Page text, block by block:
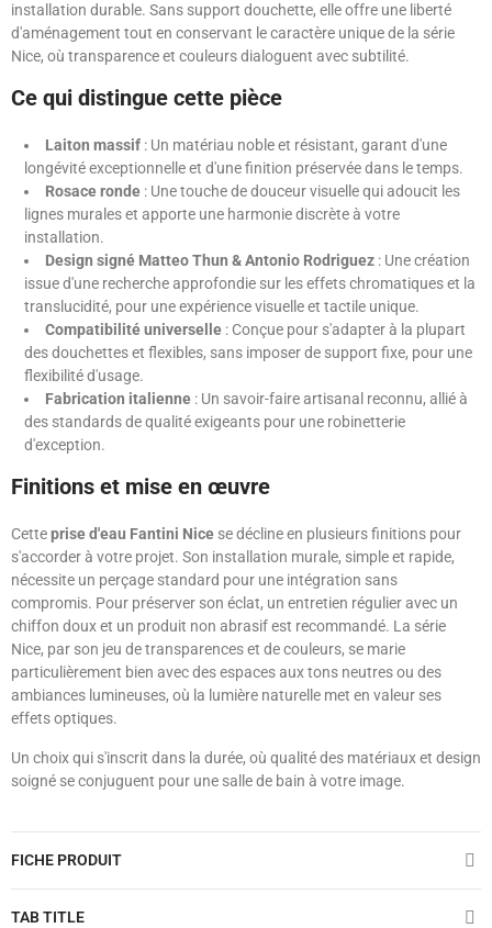
installation durable. Sans support douchette, elle offre une liberté
d'aménagement tout en conservant le caractère unique de la série
Nice, où transparence et couleurs dialoguent avec subtilité.
Ce qui distingue cette pièce
Laiton massif : Un matériau noble et résistant, garant d'une
longévité exceptionnelle et d'une finition préservée dans le temps.
Rosace ronde : Une touche de douceur visuelle qui adoucit les
lignes murales et apporte une harmonie discrète à votre
installation.
Design signé Matteo Thun & Antonio Rodriguez : Une création
issue d'une recherche approfondie sur les effets chromatiques et la
translucidité, pour une expérience visuelle et tactile unique.
Compatibilité universelle : Conçue pour s'adapter à la plupart
des douchettes et flexibles, sans imposer de support fixe, pour une
flexibilité d'usage.
Fabrication italienne : Un savoir-faire artisanal reconnu, allié à
des standards de qualité exigeants pour une robinetterie
d'exception.
Finitions et mise en œuvre
Cetteprise d'eau Fantini Nice se décline en plusieurs finitions pour
s'accorder à votre projet. Son installation murale, simple et rapide,
nécessite un perçage standard pour une intégration sans
compromis. Pour préserver son éclat, un entretien régulier avec un
chiffon doux et un produit non abrasif est recommandé. La série
Nice, par son jeu de transparences et de couleurs, se marie
particulièrement bien avec des espaces aux tons neutres ou des
ambiances lumineuses, où la lumière naturelle met en valeur ses
effets optiques.
Un choix qui s'inscrit dans la durée, où qualité des matériaux et design
soigné se conjuguent pour une salle de bain à votre image.
FICHE PRODUIT
TAB TITLE